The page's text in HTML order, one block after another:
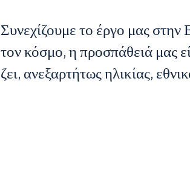
Συνεχίζουμε το έργο μας
τον κόσμο, η προσπάθειά μας
ζει, ανεξαρτήτως ηλικίας,